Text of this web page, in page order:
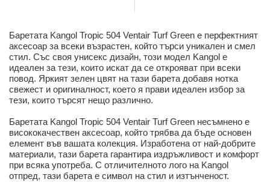
Баретата Kangol Tropic 504 Ventair Turf Green е перфектният
аксесоар за всеки възрастен, който търси уникален и смел
стил. Със своя унисекс дизайн, този модел Kangol е
идеален за тези, които искат да се открояват при всеки
повод. Яркият зелен цвят на тази барета добавя нотка
свежест и оригиналност, което я прави идеален избор за
тези, които търсят нещо различно.
Баретата Kangol Tropic 504 Ventair Turf Green несъмнено е
висококачествен аксесоар, който трябва да бъде основен
елемент във вашата колекция. Изработена от най-добрите
материали, тази барета гарантира издръжливост и комфорт
при всяка употреба. С отличителното лого на Kangol
отпред, тази барета е символ на стил и изтънченост.